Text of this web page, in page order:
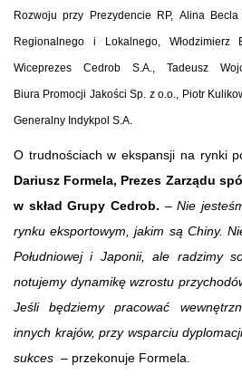
Rozwoju przy Prezydencie RP, Alina
Regionalnego i Lokalnego, Włodzimierz
Wiceprezes Cedrob S.A., Tadeusz
Biura Promocji Jakości Sp. z o.o., Piotr
Generalny Indykpol S.A.
O trudnościach w ekspansji na rynki
Dariusz Formela, Prezes Zarządu
w skład Grupy Cedrob. –Nie
rynku eksportowym, jakim są Chiny.
Południowej i Japonii, ale radzimy
notujemy dynamikę wzrostu
Jeśli będziemy pracować
innych krajów, przy wsparciu
sukces – przekonuje Formela.